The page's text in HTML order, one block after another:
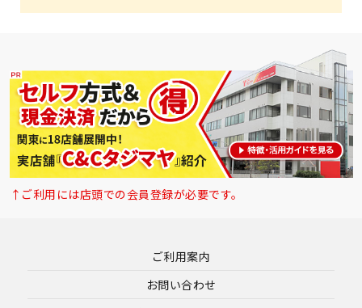
↑ご利用には店頭での会員登録が必要です。
ご利用案内
お問い合わせ